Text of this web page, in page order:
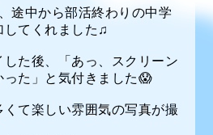
途中から部活終わりの中学
してくれました♫
た後、「あっ、スクリーン
った」と気付きました😱
て楽しい雰囲気の写真が撮